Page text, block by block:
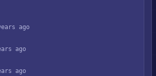
ago
ago
ago